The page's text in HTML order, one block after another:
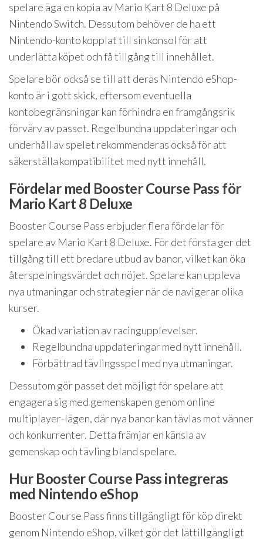
spelare äga en kopia av Mario Kart 8 Deluxe på
Nintendo Switch. Dessutom behöver de ha ett
Nintendo-konto kopplat till sin konsol för att
underlätta köpet och få tillgång till innehållet.
Spelare bör också se till att deras Nintendo eShop-
konto är i gott skick, eftersom eventuella
kontobegränsningar kan förhindra en framgångsrik
förvärv av passet. Regelbundna uppdateringar och
underhåll av spelet rekommenderas också för att
säkerställa kompatibilitet med nytt innehåll.
Fördelar med Booster Course Pass för
Mario Kart 8 Deluxe
Booster Course Pass erbjuder flera fördelar för
spelare av Mario Kart 8 Deluxe. För det första ger det
tillgång till ett bredare utbud av banor, vilket kan öka
återspelningsvärdet och nöjet. Spelare kan uppleva
nya utmaningar och strategier när de navigerar olika
kurser.
Ökad variation av racingupplevelser.
Regelbundna uppdateringar med nytt innehåll.
Förbättrad tävlingsspel med nya utmaningar.
Dessutom gör passet det möjligt för spelare att
engagera sig med gemenskapen genom online
multiplayer-lägen, där nya banor kan tävlas mot vänner
och konkurrenter. Detta främjar en känsla av
gemenskap och tävling bland spelare.
Hur Booster Course Pass integreras
med Nintendo eShop
Booster Course Pass finns tillgängligt för köp direkt
genom Nintendo eShop, vilket gör det lättillgängligt